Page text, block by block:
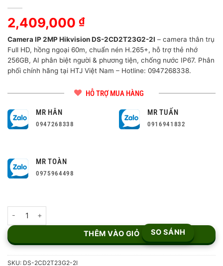
2,409,000 ₫
Camera IP 2MP Hikvision DS-2CD2T23G2-2I – camera thân trụ
Full HD, hồng ngoại 60m, chuẩn nén H.265+, hỗ trợ thẻ nhớ
256GB, AI phân biệt người & phương tiện, chống nước IP67. Phân
phối chính hãng tại HTJ Việt Nam – Hotline: 0947268338.
HỖ TRỢ MUA HÀNG
MR HÂN
0947268338
MR TUẤN
0916941832
MR TOÀN
0975964498
THÊM VÀO GIỎ SO SÁNH
SKU: DS-2CD2T23G2-2I